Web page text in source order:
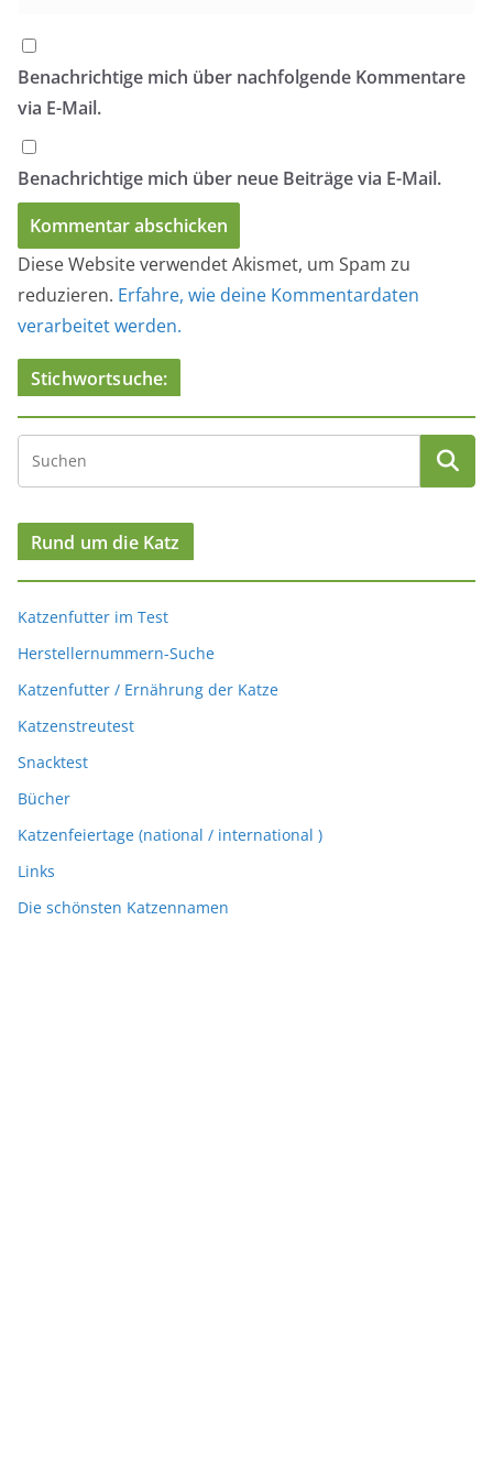
Benachrichtige mich über nachfolgende Kommentare
via E-Mail.
Benachrichtige mich über neue Beiträge via E-Mail.
Diese Website verwendet Akismet, um Spam zu
reduzieren. Erfahre, wie deine Kommentardaten
verarbeitet werden.
Stichwortsuche:
Rund um die Katz
Katzenfutter im Test
Herstellernummern-Suche
Katzenfutter / Ernährung der Katze
Katzenstreutest
Snacktest
Bücher
Katzenfeiertage (national / international )
Links
Die schönsten Katzennamen